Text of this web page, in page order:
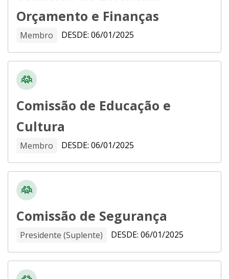
poderia fazer a diferença, e se candidatou,
pela terceira vez, a deputado distrital. No dia 7
de outubro, Jorge Vianna foi confirmado como
deputado Distrital eleito obtendo 13.070
votos.
No dia 1º de Janeiro de 2019, após diplomado
Deputado Distrital, Jorge Vianna quebra o
protocolo e toma posse na CLDF trajando o
macacão do SAMU, vestimenta usada para
representar a categoria que ajudou a elegê-lo,
a Enfermagem.
Atualmente, Jorge Vianna é deputado Distrital
pelo partido PODEMOS, integra o bloco União
pelo Distrito Federal, é membro titular da
Comissão de Educação, Saúde e Cultura -
CESC; da Comissão de Assuntos Fundiários -
Orçamento e Finanças
Membro DESDE: 06/01/2025
Comissão de Educação e
Cultura
Membro DESDE: 06/01/2025
Comissão de Segurança
Presidente (Suplente) DESDE: 06/01/2025